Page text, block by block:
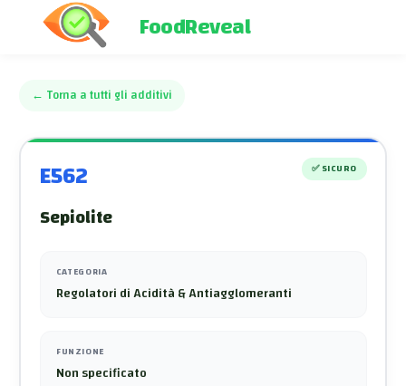
FoodReveal
← Torna a tutti gli additivi
E562 ✅SICURO
Sepiolite
CATEGORIA
Regolatori di Acidità & Antiagglomeranti
FUNZIONE
Non specificato